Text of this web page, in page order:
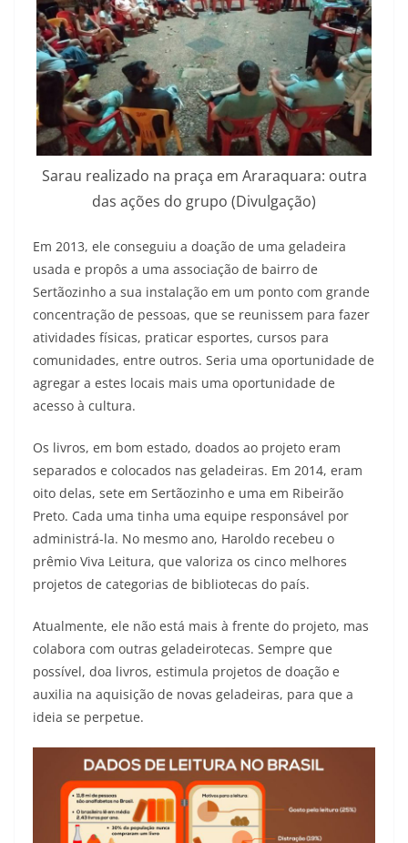
Sarau realizado na praça em Araraquara: outra
das ações do grupo (Divulgação)
Em 2013, ele conseguiu a doação de uma geladeira
usada e propôs a uma associação de bairro de
Sertãozinho a sua instalação em um ponto com grande
concentração de pessoas, que se reunissem para fazer
atividades físicas, praticar esportes, cursos para
comunidades, entre outros. Seria uma oportunidade de
agregar a estes locais mais uma oportunidade de
acesso à cultura.
Os livros, em bom estado, doados ao projeto eram
separados e colocados nas geladeiras. Em 2014, eram
oito delas, sete em Sertãozinho e uma em Ribeirão
Preto. Cada uma tinha uma equipe responsável por
administrá-la. No mesmo ano, Haroldo recebeu o
prêmio Viva Leitura, que valoriza os cinco melhores
projetos de categorias de bibliotecas do país.
Atualmente, ele não está mais à frente do projeto, mas
colabora com outras geladeirotecas. Sempre que
possível, doa livros, estimula projetos de doação e
auxilia na aquisição de novas geladeiras, para que a
ideia se perpetue.